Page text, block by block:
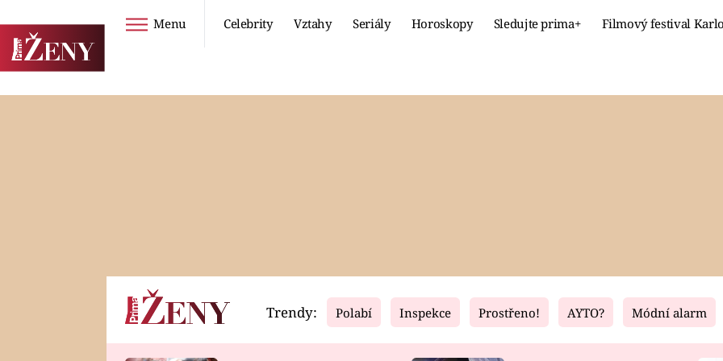
Menu Celebrity Vztahy Seriály Horoskopy Sledujte prima+ Filmový festival
Horoskopy Video Fresh Living
Trendy: Polabí Inspekce Prostřeno! AYTO? Módní alarm